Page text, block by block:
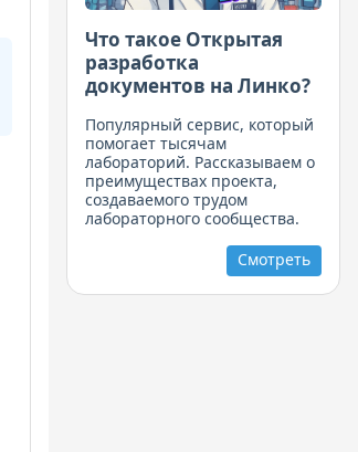
Что такое Открытая
разработка
документов на Линко?
Популярный сервис, который
помогает тысячам
лабораторий. Рассказываем о
преимуществах проекта,
создаваемого трудом
лабораторного сообщества.
Смотреть